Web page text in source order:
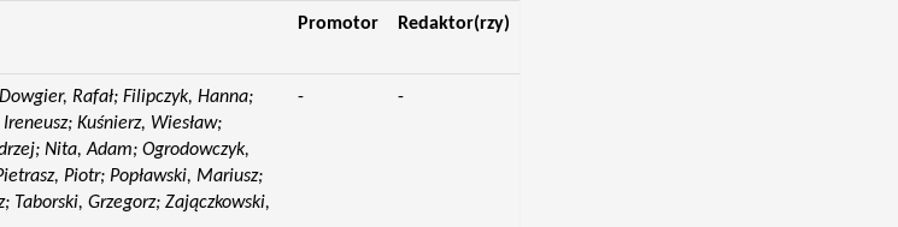
Promotor Redaktor(rzy)
Rafał; Filipczyk, Hanna;
Kuśnierz, Wiesław;
Nita, Adam; Ogrodowczyk,
Piotr; Popławski, Mariusz;
Taborski, Grzegorz; Zajączkowski,
- -